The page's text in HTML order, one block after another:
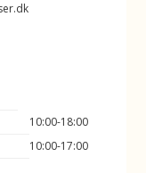
10:00-18:00
10:00-17:00